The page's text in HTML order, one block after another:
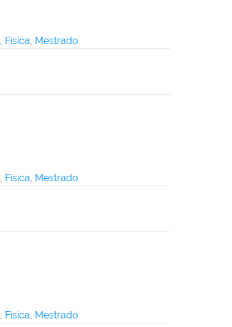
, Física, Mestrado
, Física, Mestrado
, Física, Mestrado